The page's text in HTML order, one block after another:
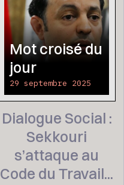
Mot croisé du
jour
29 septembre 2025
Dialogue Social :
Sekkouri
s’attaque au
Code du Travail...